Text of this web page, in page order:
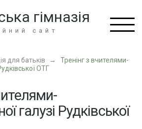
гімназія
сайт
для батьків →
Тренінг з вчителями-
ОТГ
галузі Рудківської